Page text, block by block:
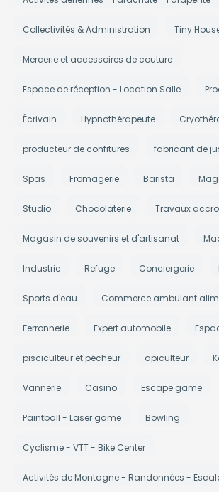
Collectivités & Administration Tiny
Mercerie et accessoires de couture
Espace de réception - Location Salle
Écrivain Hypnothérapeute
producteur de confitures fabricant de
Spas Fromagerie Barista
Studio Chocolaterie Travaux
Magasin de souvenirs et d'artisanat
Industrie Refuge Conciergerie
Sports d'eau Commerce ambulant
Ferronnerie Expert automobile
pisciculteur et pécheur apiculteur
Vannerie Casino Escape game
Paintball - Laser game Bowling
Cyclisme - VTT - Bike Center
Activités de Montagne - Randonnées -